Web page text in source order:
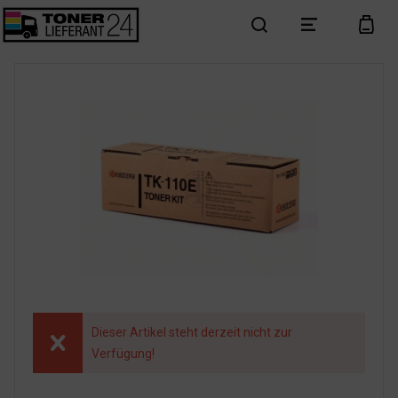
search menu cart
Dieser Artikel steht derzeit nicht zur
Verfügung!